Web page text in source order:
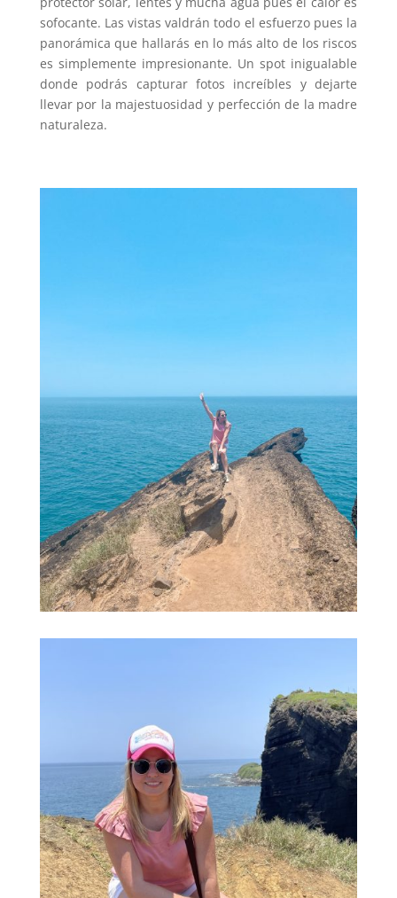
sofocante. Las vistas valdrán todo el esfuerzo pues la
panorámica que hallarás en lo más alto de los riscos
es simplemente impresionante. Un spot inigualable
donde podrás capturar fotos increíbles y dejarte
llevar por la majestuosidad y perfección de la madre
naturaleza.